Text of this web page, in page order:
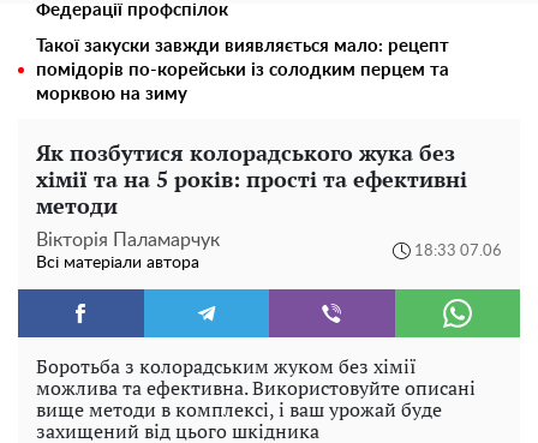
Федерації профспілок
Такої закуски завжди виявляється мало: рецепт
помідорів по-корейськи із солодким перцем та
морквою на зиму
Як позбутися колорадського жука без
хімії та на 5 років: прості та ефективні
методи
Вікторія Паламарчук
Всі матеріали автора
18:33 07.06
Боротьба з колорадським жуком без хімії
можлива та ефективна. Використовуйте описані
вище методи в комплексі, і ваш урожай буде
захищений від цього шкідника